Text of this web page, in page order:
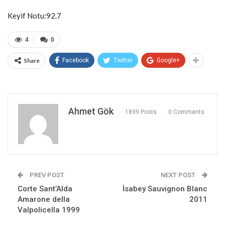
Keyif Notu:92.7
0
4
Share Facebook Twitter Google+
Ahmet Gök 1899 Posts 0 Comments
PREV POST
Corte Sant’Alda
Amarone della
Valpolicella 1999
NEXT POST
İsabey Sauvignon Blanc
2011